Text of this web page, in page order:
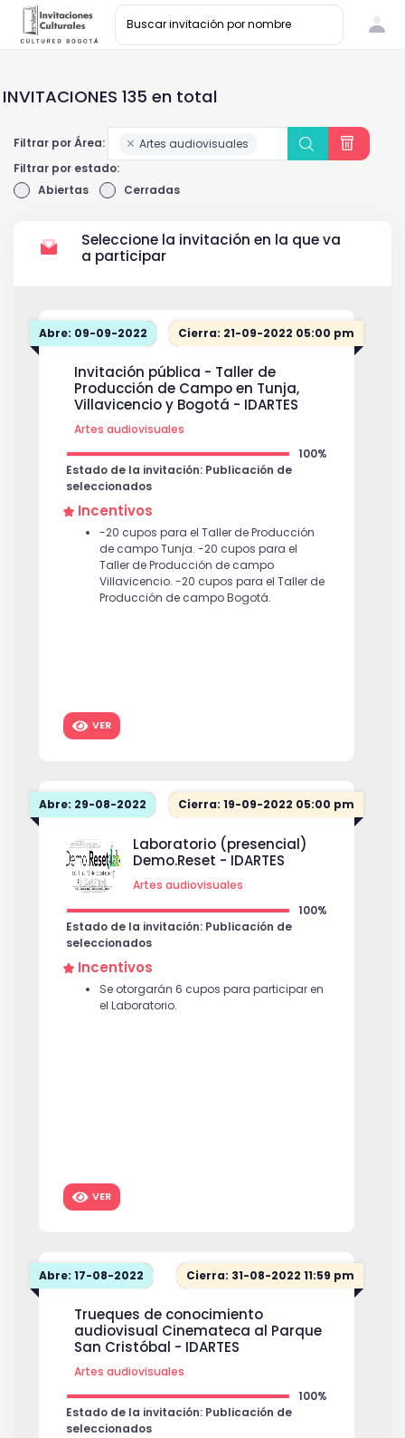
INVITACIONES 135 en total
Filtrar por Área:
Artes audiovisuales
Filtrar por estado:
Abiertas
Cerradas
Seleccione la invitación en la que va
a participar
Abre: 09-09-2022 Cierra: 21-09-2022 05:00 pm
Invitación pública - Taller de
Producción de Campo en Tunja,
Villavicencio y Bogotá - IDARTES
Artes audiovisuales
100%
Estado de la invitación: Publicación de
seleccionados
Incentivos
-20 cupos para el Taller de Producción
de campo Tunja. -20 cupos para el
Taller de Producción de campo
Villavicencio. -20 cupos para el Taller de
Producción de campo Bogotá.
VER
Abre: 29-08-2022 Cierra: 19-09-2022 05:00 pm
Laboratorio (presencial)
Demo.Reset - IDARTES
Artes audiovisuales
100%
Estado de la invitación: Publicación de
seleccionados
Incentivos
Se otorgarán 6 cupos para participar en
el Laboratorio.
VER
Abre: 17-08-2022 Cierra: 31-08-2022 11:59 pm
Trueques de conocimiento
audiovisual Cinemateca al Parque
San Cristóbal - IDARTES
Artes audiovisuales
100%
Estado de la invitación: Publicación de
seleccionados